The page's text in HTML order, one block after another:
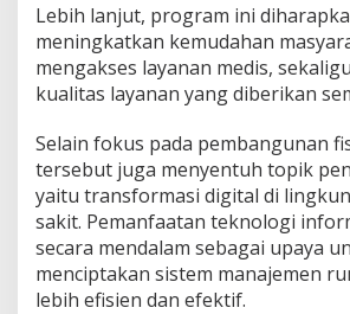
k
E
M
d
n
J
E
Lebih lanjut, program ini
meningkatkan kemudahan
mengakses layanan medis,
kualitas layanan yang diberikan
Selain fokus pada pembangunan
tersebut juga menyentuh topik
yaitu transformasi digital di
sakit. Pemanfaatan teknologi
secara mendalam sebagai upaya
menciptakan sistem manajemen
lebih efisien dan efektif.